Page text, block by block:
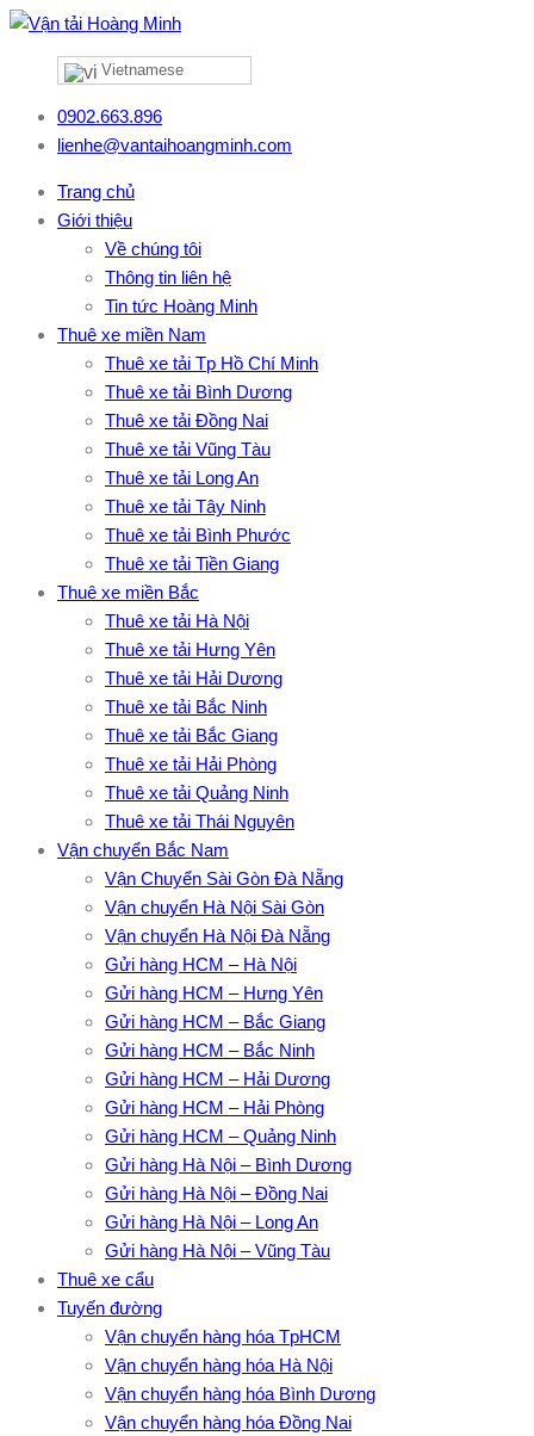
Vietnamese
0902.663.896
lienhe@vantaihoangminh.com
Trang chủ
Giới thiệu
Về chúng tôi
Thông tin liên hệ
Tin tức Hoàng Minh
Thuê xe miền Nam
Thuê xe tải Tp Hồ Chí Minh
Thuê xe tải Bình Dương
Thuê xe tải Đồng Nai
Thuê xe tải Vũng Tàu
Thuê xe tải Long An
Thuê xe tải Tây Ninh
Thuê xe tải Bình Phước
Thuê xe tải Tiền Giang
Thuê xe miền Bắc
Thuê xe tải Hà Nội
Thuê xe tải Hưng Yên
Thuê xe tải Hải Dương
Thuê xe tải Bắc Ninh
Thuê xe tải Bắc Giang
Thuê xe tải Hải Phòng
Thuê xe tải Quảng Ninh
Thuê xe tải Thái Nguyên
Vận chuyển Bắc Nam
Vận Chuyển Sài Gòn Đà Nẵng
Vận chuyển Hà Nội Sài Gòn
Vận chuyển Hà Nội Đà Nẵng
Gửi hàng HCM – Hà Nội
Gửi hàng HCM – Hưng Yên
Gửi hàng HCM – Bắc Giang
Gửi hàng HCM – Bắc Ninh
Gửi hàng HCM – Hải Dương
Gửi hàng HCM – Hải Phòng
Gửi hàng HCM – Quảng Ninh
Gửi hàng Hà Nội – Bình Dương
Gửi hàng Hà Nội – Đồng Nai
Gửi hàng Hà Nội – Long An
Gửi hàng Hà Nội – Vũng Tàu
Thuê xe cẩu
Tuyến đường
Vận chuyển hàng hóa TpHCM
Vận chuyển hàng hóa Hà Nội
Vận chuyển hàng hóa Bình Dương
Vận chuyển hàng hóa Đồng Nai